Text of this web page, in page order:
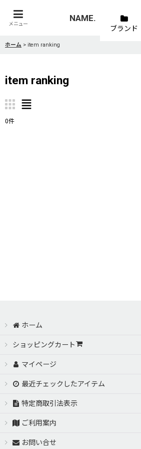
メニュー
NAME.
ブランド
ホーム > item ranking
item ranking
0件
ホーム
ショッピングカート
マイページ
最近チェックしたアイテム
特定商取引法表示
ご利用案内
お問い合せ